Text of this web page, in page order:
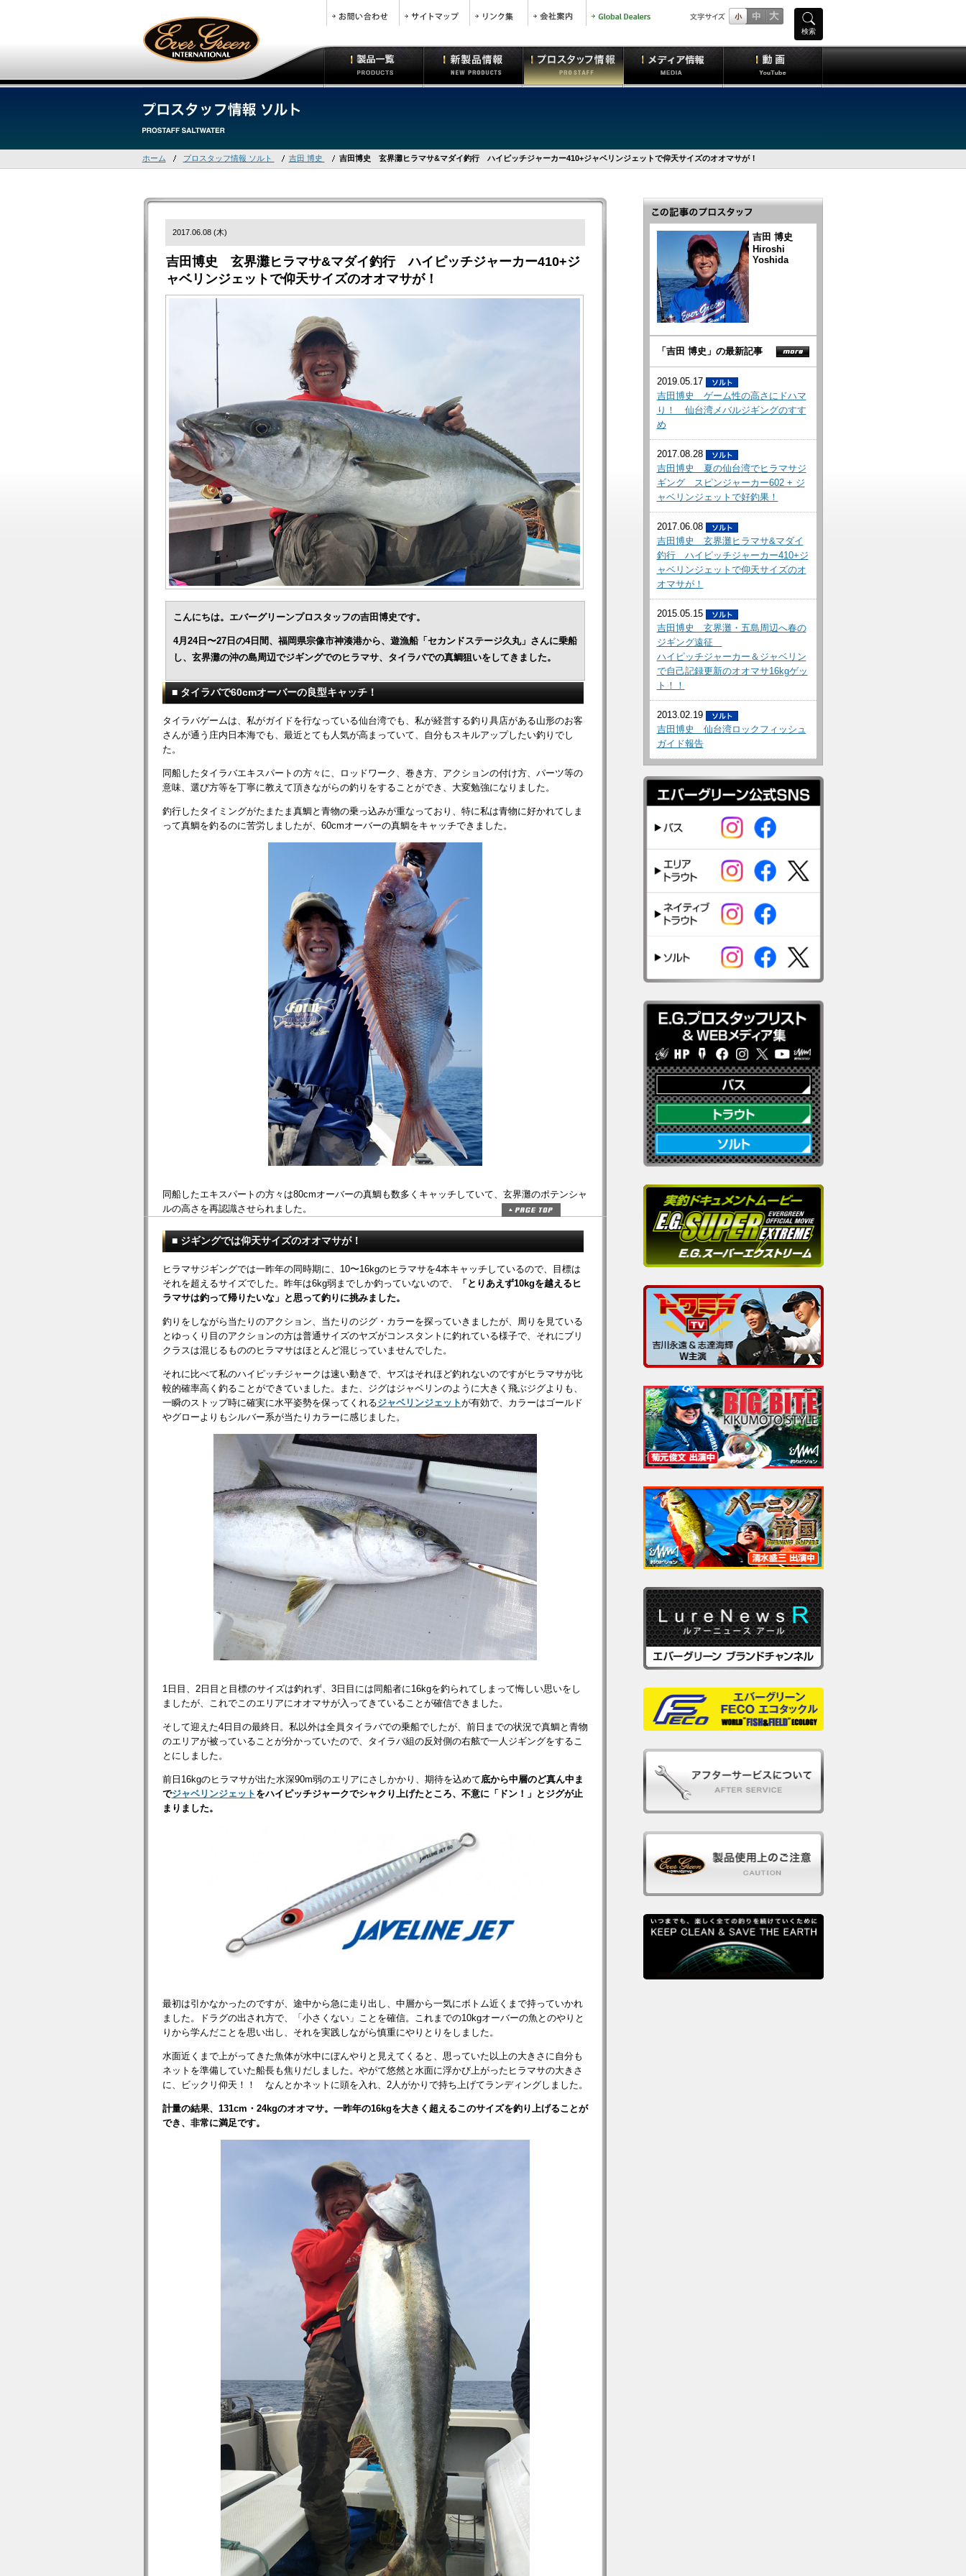
検索
ホーム プロスタッフ情報 ソルト 吉田 博史 吉田博史 玄界灘ヒラマサ&マダイ釣行 ハイピッチジャーカー410+ジャベリンジェットで仰天サイズのオオマサが！
2017.06.08 (木)
吉田博史 玄界灘ヒラマサ&マダイ釣行 ハイピッチジャーカー410+ジ
ャベリンジェットで仰天サイズのオオマサが！
こんにちは。エバーグリーンプロスタッフの吉田博史です。
4月24日〜27日の4日間、福岡県宗像市神湊港から、遊漁船「セカンドステージ久丸」さんに乗船
し、玄界灘の沖の島周辺でジギングでのヒラマサ、タイラバでの真鯛狙いをしてきました。
■ タイラバで60cmオーバーの良型キャッチ！
タイラバゲームは、私がガイドを行なっている仙台湾でも、私が経営する釣り具店がある山形のお客
さんが通う庄内日本海でも、最近とても人気が高まっていて、自分もスキルアップしたい釣りでし
た。
同船したタイラバエキスパートの方々に、ロッドワーク、巻き方、アクションの付け方、パーツ等の
意味、選び方等を丁寧に教えて頂きながらの釣りをすることができ、大変勉強になりました。
釣行したタイミングがたまたま真鯛と青物の乗っ込みが重なっており、特に私は青物に好かれてしま
って真鯛を釣るのに苦労しましたが、60cmオーバーの真鯛をキャッチできました。
同船したエキスパートの方々は80cmオーバーの真鯛も数多くキャッチしていて、玄界灘のポテンシャ
ルの高さを再認識させられました。
■ ジギングでは仰天サイズのオオマサが！
ヒラマサジギングでは一昨年の同時期に、10〜16kgのヒラマサを4本キャッチしているので、目標は
それを超えるサイズでした。昨年は6kg弱までしか釣っていないので、
「とりあえず10kgを越えるヒ
ラマサは釣って帰りたいな」と思って釣りに挑みました。
釣りをしながら当たりのアクション、当たりのジグ・カラーを探っていきましたが、周りを見ている
とゆっくり目のアクションの方は普通サイズのヤズがコンスタントに釣れている様子で、それにブリ
クラスは混じるもののヒラマサはほとんど混じっていませんでした。
それに比べて私のハイピッチジャークは速い動きで、ヤズはそれほど釣れないのですがヒラマサが比
較的確率高く釣ることができていました。また、ジグはジャベリンのように大きく飛ぶジグよりも、
一瞬のストップ時に確実に水平姿勢を保ってくれるジャベリンジェットが有効で、カラーはゴールド
やグローよりもシルバー系が当たりカラーに感じました。
1日目、2日目と目標のサイズは釣れず、3日目には同船者に16kgを釣られてしまって悔しい思いをし
ましたが、これでこのエリアにオオマサが入ってきていることが確信できました。
そして迎えた4日目の最終日。私以外は全員タイラバでの乗船でしたが、前日までの状況で真鯛と青物
のエリアが被っていることが分かっていたので、タイラバ組の反対側の右舷で一人ジギングをするこ
とにしました。
前日16kgのヒラマサが出た水深90m弱のエリアにさしかかり、期待を込めて底から中層のど真ん中ま
でジャベリンジェット をハイピッチジャークでシャクり上げたところ、不意に「ドン！」とジグが止
まりました。
最初は引かなかったのですが、途中から急に走り出し、中層から一気にボトム近くまで持っていかれ
ました。ドラグの出され方で、「小さくない」ことを確信。これまでの10kgオーバーの魚とのやりと
りから学んだことを思い出し、それを実践しながら慎重にやりとりをしました。
水面近くまで上がってきた魚体が水中にぼんやりと見えてくると、思っていた以上の大きさに自分も
ネットを準備していた船長も焦りだしました。やがて悠然と水面に浮かび上がったヒラマサの大きさ
に、ビックリ仰天！！ なんとかネットに頭を入れ、2人がかりで持ち上げてランディングしました。
計量の結果、131cm・24kgのオオマサ。一昨年の16kgを大きく超えるこのサイズを釣り上げることが
でき、非常に満足です。
吉田 博史
Hiroshi
Yoshida
「吉田 博史」の最新記事
2019.05.17
吉田博史 ゲーム性の高さにドハマ
り！ 仙台湾メバルジギングのすす
め
2017.08.28
吉田博史 夏の仙台湾でヒラマサジ
ギング スピンジャーカー602 + ジ
ャベリンジェットで好釣果！
2017.06.08
吉田博史 玄界灘ヒラマサ&マダイ
釣行 ハイピッチジャーカー410+ジ
ャベリンジェットで仰天サイズのオ
オマサが！
2015.05.15
吉田博史 玄界灘・五島周辺へ春の
ジギング遠征
ハイピッチジャーカー＆ジャベリン
で自己記録更新のオオマサ16kgゲッ
ト！！
2013.02.19
吉田博史 仙台湾ロックフィッシュ
ガイド報告